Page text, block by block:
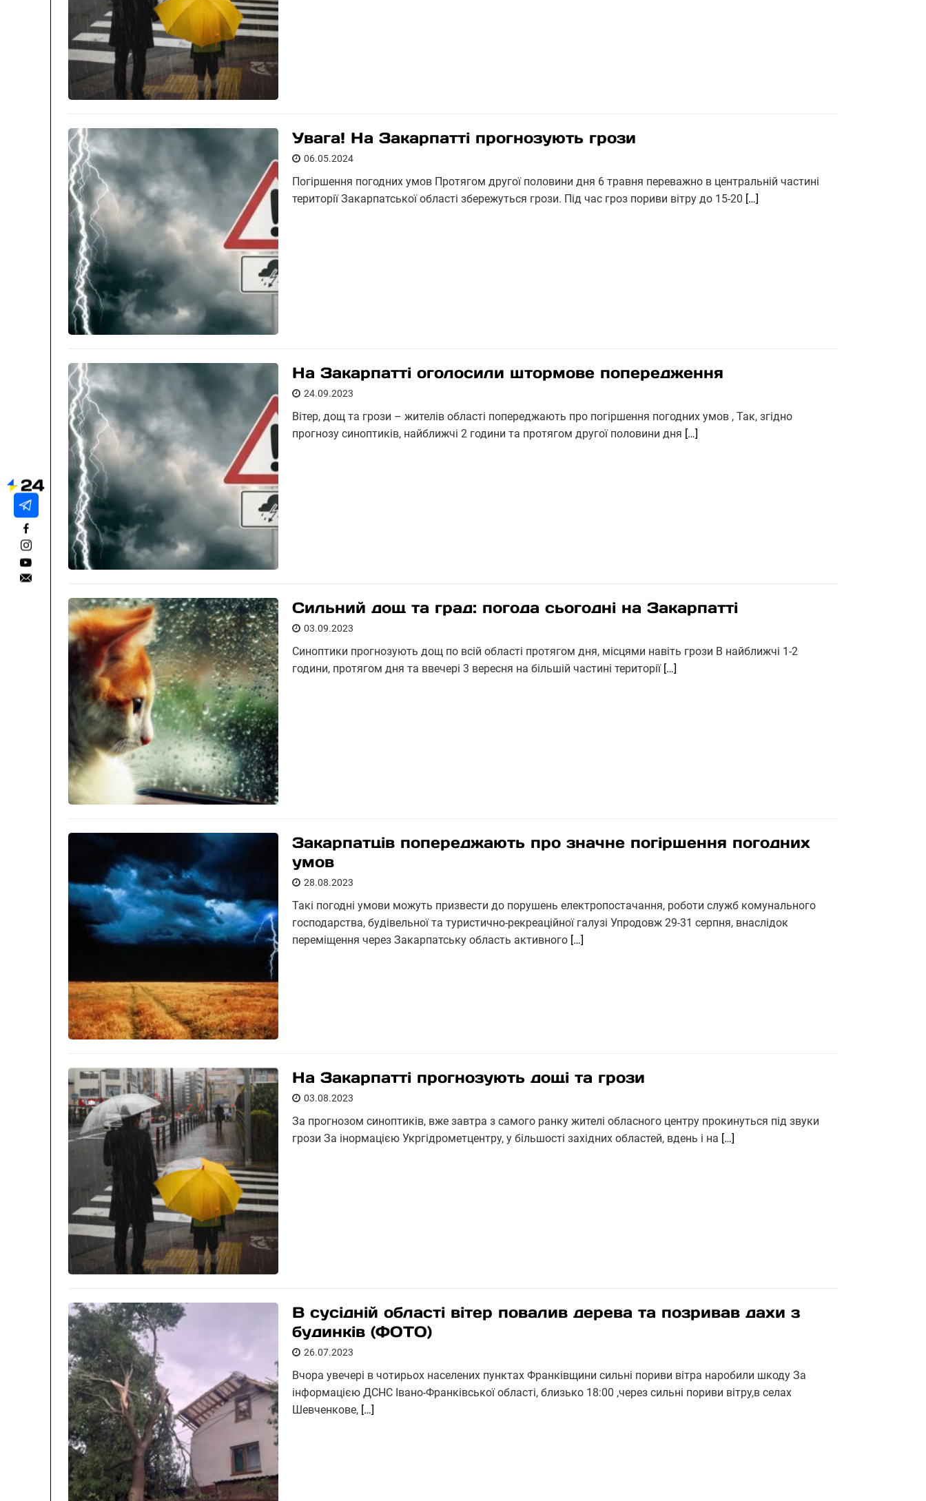
Увага! На Закарпатті прогнозують грози
06.05.2024
Погіршення погодних умов Протягом другої половини дня 6 травня переважно в центральній частині
території Закарпатської області збережуться грози. Під час гроз пориви вітру до 15-20 […]
На Закарпатті оголосили штормове попередження
24.09.2023
Вітер, дощ та грози – жителів області попереджають про погіршення погодних умов , Так, згідно
прогнозу синоптиків, найближчі 2 години та протягом другої половини дня […]
Сильний дощ та град: погода сьогодні на Закарпатті
03.09.2023
Синоптики прогнозують дощ по всій області протягом дня, місцями навіть грози В найближчі 1-2
години, протягом дня та ввечері 3 вересня на більшій частині території […]
Закарпатців попереджають про значне погіршення погодних
умов
28.08.2023
Такі погодні умови можуть призвести до порушень електропостачання, роботи служб комунального
господарства, будівельної та туристично-рекреаційної галузі Упродовж 29-31 серпня, внаслідок
переміщення через Закарпатську область активного […]
На Закарпатті прогнозують дощі та грози
03.08.2023
За прогнозом синоптиків, вже завтра з самого ранку жителі обласного центру прокинуться під звуки
грози За інормацією Укргідрометцентру, у більшості західних областей, вдень і на […]
В сусідній області вітер повалив дерева та позривав дахи з
будинків (ФОТО)
26.07.2023
Вчора увечері в чотирьох населених пунктах Франківщини сильні пориви вітра наробили шкоду За
інформацією ДСНС Івано-Франківської області, близько 18:00 ,через сильні пориви вітру,в селах
Шевченкове, […]